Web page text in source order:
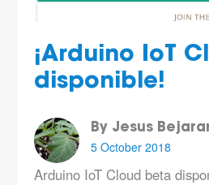
¡Arduino IoT
disponible!
By Jesus
5 October 2018
Arduino IoT Cloud beta